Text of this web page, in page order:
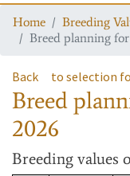
Home
Breeding
Breed planning
Back to selection
Breed
2026
Breeding values